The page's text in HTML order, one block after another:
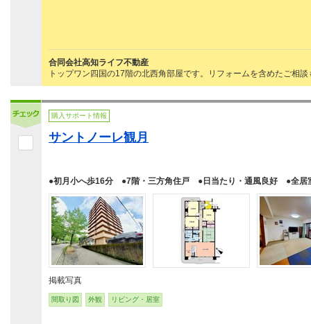
合同会社高知ライフ不動産
トップワン四国の17階の北西角部屋です。リフォームを含めたご相
購入サポート情報
サントノーレ観月
●初月小へ歩16分 ●7階・三方角住戸 ●日当たり・通風良好 ●全居
掲載写真
間取り図 外観 リビング・居室